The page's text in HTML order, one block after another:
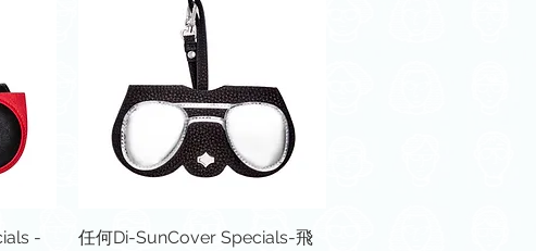
-
快速瀏覽
任何Di-SunCover Specials-飛